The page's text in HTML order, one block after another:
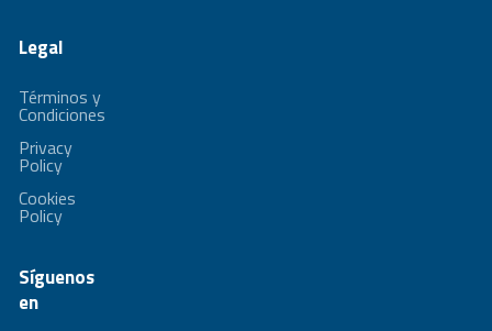
Legal
Términos y
Condiciones
Privacy
Policy
Cookies
Policy
Síguenos
en